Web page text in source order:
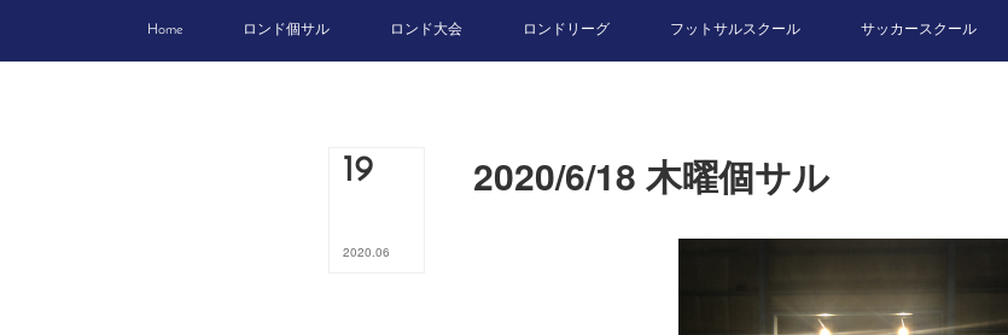
Home ロンド個サル ロンド大会 ロンドリーグ フットサルスクール サッカースクール
19
2020.06
2020/6/18 木曜個サル